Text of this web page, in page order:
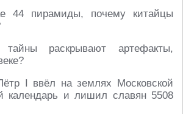
44 пирамиды, почему китайцы
раскрывают артефакты,
I ввёл на землях Московской
календарь и лишил славян 5508